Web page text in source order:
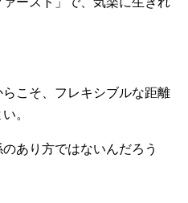
こそ、フレキシブルな距離
。
あり方ではないんだろう